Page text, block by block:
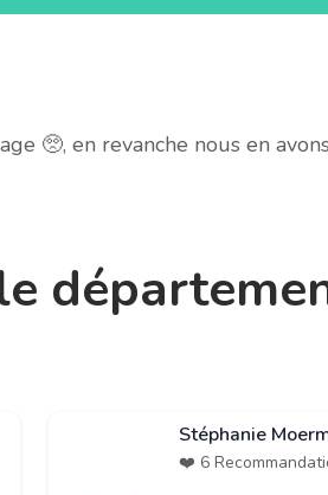
🥺, en revanche nous en
Stéphanie
❤️ 6